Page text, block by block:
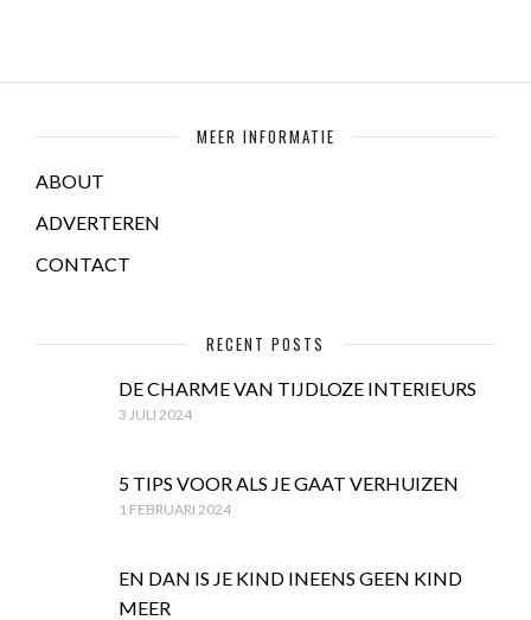
MEER INFORMATIE
ABOUT
ADVERTEREN
CONTACT
RECENT POSTS
DE CHARME VAN TIJDLOZE INTERIEURS
3 JULI 2024
5 TIPS VOOR ALS JE GAAT VERHUIZEN
1 FEBRUARI 2024
EN DAN IS JE KIND INEENS GEEN KIND
MEER